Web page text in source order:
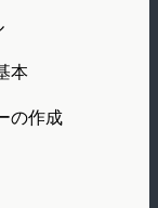
本
の作成